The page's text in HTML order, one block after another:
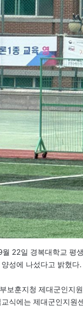
22일 경복대학교 평
성에 나섰다고 밝혔다.
보훈지청 제대군인지
식에는 제대군인지